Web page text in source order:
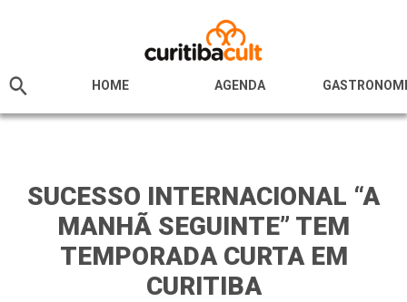
HOME AGENDA
SUCESSO INTERNACIONAL “A
MANHÃ SEGUINTE” TEM
TEMPORADA CURTA EM
CURITIBA